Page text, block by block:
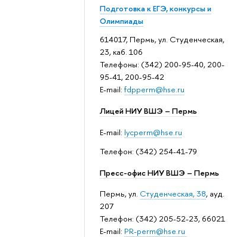
Подготовка к ЕГЭ, конкурсы и
Олимпиады
614017, Пермь, ул. Студенческая,
23, каб. 106
Телефоны: (342) 200-95-40, 200-
95-41, 200-95-42
E-mail: fdpperm@hse.ru
Лицей НИУ ВШЭ – Пермь
E-mail: lycperm@hse.ru
Телефон: (342) 254-41-79
Пресс-офис НИУ ВШЭ – Пермь
Пермь, ул. Студенческая, 38, ауд.
207
Телефон: (342) 205-52-23, 66021
E-mail: PR-perm@hse.ru